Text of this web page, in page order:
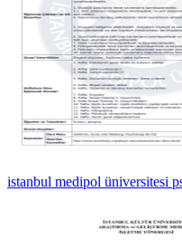
istanbul medipol üniversitesi